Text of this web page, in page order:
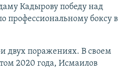
Кадырову победу над
профессиональному боксу в
двух поражениях. В своем
2020 года, Исмаилов